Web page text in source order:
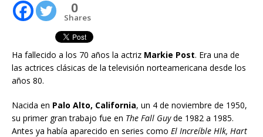
0
Shares
Ha fallecido a los 70 años la actriz Markie Post. Era una de
las actrices clásicas de la televisión norteamericana desde los
años 80.
Nacida en Palo Alto, California, un 4 de noviembre de 1950,
su primer gran trabajo fue en The Fall Guyde 1982 a 1985.
Antes ya había aparecido en series como El Increíble Hlk, Hart